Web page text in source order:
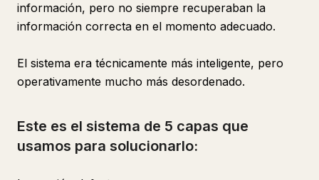
información, pero no siempre recuperaban la
información correcta en el momento adecuado.
El sistema era técnicamente más inteligente, pero
operativamente mucho más desordenado.
Este es el sistema de 5 capas que
usamos para solucionarlo: